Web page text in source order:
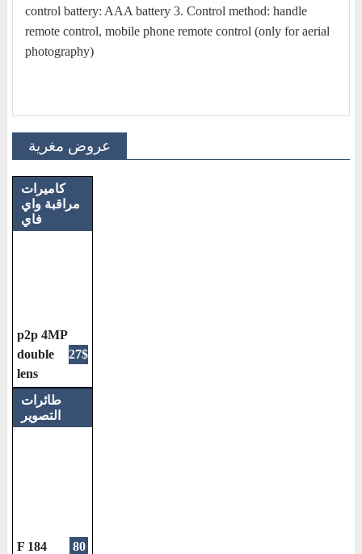
control battery: AAA battery 3. Control method: handle
remote control, mobile phone remote control (only for aerial
photography)
عروض مغرية
كاميرات
مراقبة واي
فاي
p2p 4MP
double
lens
27$
طائرات
التصوير
F 184
80